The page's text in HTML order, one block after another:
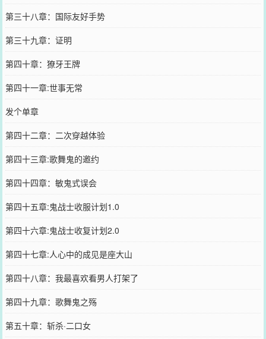
第三十八章：国际友好手势
第三十九章：证明
第四十章：獠牙王牌
第四十一章:世事无常
发个单章
第四十二章：二次穿越体验
第四十三章:歌舞鬼的邀约
第四十四章：敏鬼式误会
第四十五章:鬼战士收服计划1.0
第四十六章:鬼战士收复计划2.0
第四十七章:人心中的成见是座大山
第四十八章：我最喜欢看男人打架了
第四十九章：歌舞鬼之殇
第五十章：斩杀·二口女